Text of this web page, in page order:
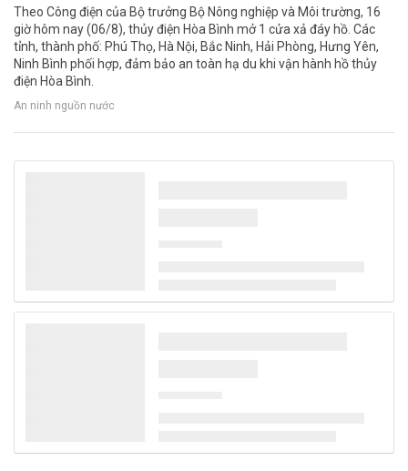
Theo Công điện của Bộ trưởng Bộ Nông nghiệp và Môi trường, 16
giờ hôm nay (06/8), thủy điện Hòa Bình mở 1 cửa xả đáy hồ. Các
tỉnh, thành phố: Phú Thọ, Hà Nội, Bắc Ninh, Hải Phòng, Hưng Yên,
Ninh Bình phối hợp, đảm bảo an toàn hạ du khi vận hành hồ thủy
điện Hòa Bình.
An ninh nguồn nước
Công nghệ mới tạo 500 lít nước mỗi ngày từ